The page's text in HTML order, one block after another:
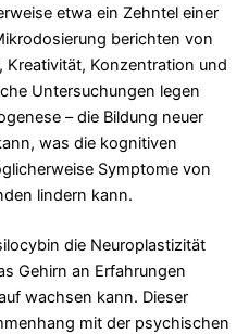
etwa ein Zehntel einer
berichten von
Kreativität, Konzentration und
Untersuchungen legen
– die Bildung neuer
was die kognitiven
Symptome von
lindern kann.
die Neuroplastizität
Gehirn an Erfahrungen
wachsen kann. Dieser
mit der psychischen